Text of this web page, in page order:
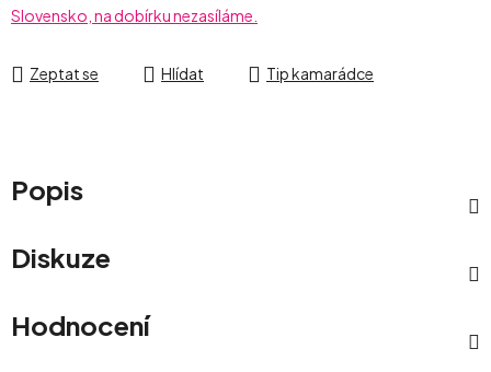
Slovensko, na dobírku nezasíláme.
Zeptat se Hlídat Tip kamarádce
Popis
Diskuze
Hodnocení